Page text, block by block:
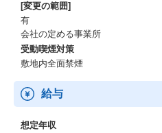
[変更の範囲]
有
会社の定める事業所
受動喫煙対策
敷地内全面禁煙
給与
想定年収